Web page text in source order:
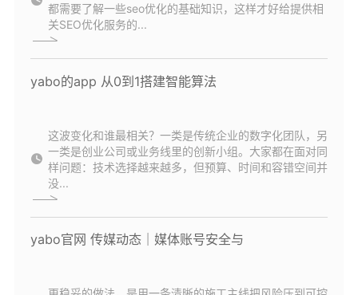
都需要了解一些seo优化的基础知识，这样才好给提供相
关SEO优化服务的...
yabo的app 从0到1搭建智能算法
这波变化和谁最相关？一类是传统企业的数字化团队，另
一类是创业公司或业务线里的创新小组。大家都在面对同
样问题：技术选择越来越多，但预算、时间和容错空间并
没...
yabo官网 传媒动态｜媒体账号安全与